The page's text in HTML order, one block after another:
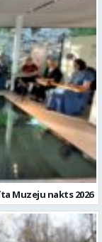
Muzeju nakts 2026